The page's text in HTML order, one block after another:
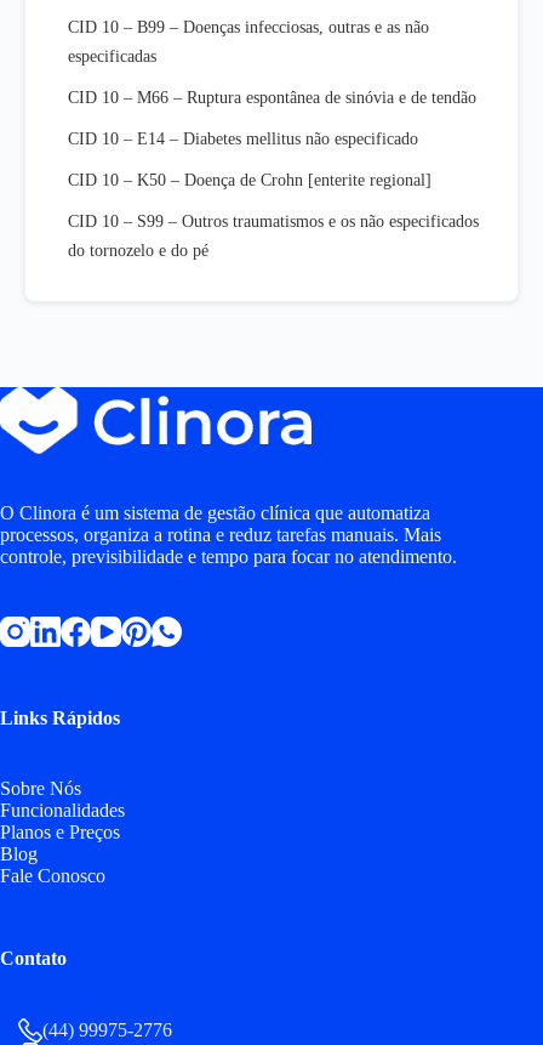
CID 10 – B99 – Doenças infecciosas, outras e as não
especificadas
CID 10 – M66 – Ruptura espontânea de sinóvia e de tendão
CID 10 – E14 – Diabetes mellitus não especificado
CID 10 – K50 – Doença de Crohn [enterite regional]
CID 10 – S99 – Outros traumatismos e os não especificados
do tornozelo e do pé
O Clinora é um sistema de gestão clínica que automatiza
processos, organiza a rotina e reduz tarefas manuais. Mais
controle, previsibilidade e tempo para focar no atendimento.
Links Rápidos
Sobre Nós
Funcionalidades
Planos e Preços
Blog
Fale Conosco
Contato
(44) 99975-2776